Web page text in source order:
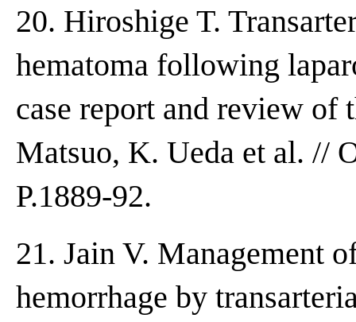
20. Hiroshige T.
hematoma following
case report and review
Matsuo, K. Ueda et al. //
P.1889-92.
21. Jain V. Management
hemorrhage by